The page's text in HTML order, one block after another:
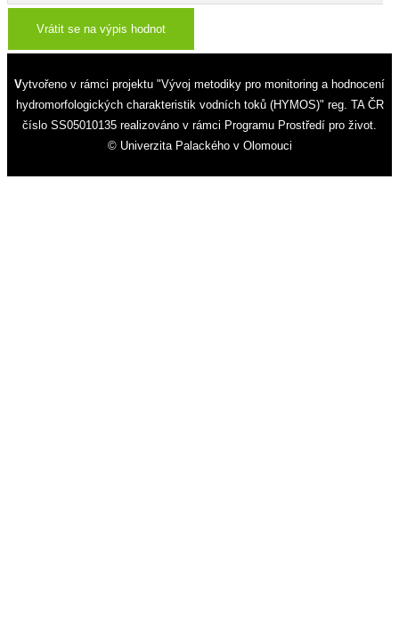
Vrátit se na výpis hodnot
Vytvořeno v rámci projektu "Vývoj metodiky pro monitoring a hodnocení
hydromorfologických charakteristik vodních toků (HYMOS)" reg. TA ČR
číslo SS05010135 realizováno v rámci Programu Prostředí pro život.
© Univerzita Palackého v Olomouci